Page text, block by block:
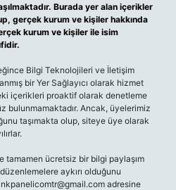
Burada yer alan içerikler
gerçek kurum ve kişiler hakkında
kurum ve kişiler ile isim
Bilgi Teknolojileri ve İletişim
bir Yer Sağlayıcı olarak hizmet
içerikleri proaktif olarak denetleme
bulunmamaktadır. Ancak, üyelerimiz
taşımakta olup, siteye üye olarak
tamamen ücretsiz bir bilgi paylaşım
aykırı olduğunu
adresine